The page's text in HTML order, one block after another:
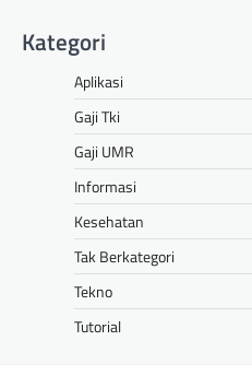
Kategori
Aplikasi
Gaji Tki
Gaji UMR
Informasi
Kesehatan
Tak Berkategori
Tekno
Tutorial